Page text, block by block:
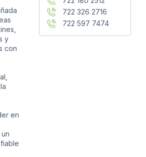
y
con
en
722 326 2716
722 597 7474